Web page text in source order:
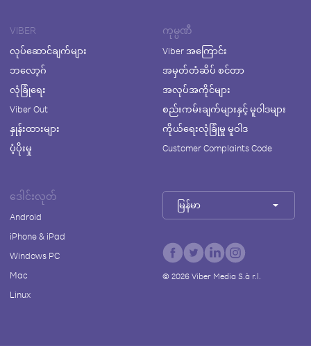
VIBER
လုပ်ဆောင်ချက်များ
ဘလော့ဂ်
လုံခြုံရေး
Viber Out
နှုန်းထားများ
ပံ့ပိုးမှု
ကုမ္ပဏီ
Viber အကြောင်း
အမှတ်တံဆိပ် စင်တာ
အလုပ်အကိုင်များ
စည်းကမ်းချက်များနှင့် မူဝါဒများ
ကိုယ်ရေးလုံခြုံမှု မူဝါဒ
Customer Complaints Code
ဒေါင်းလုတ်
Android
iPhone & iPad
Windows PC
Mac
Linux
မြန်မာ
© 2026Viber Media S.à r.l.